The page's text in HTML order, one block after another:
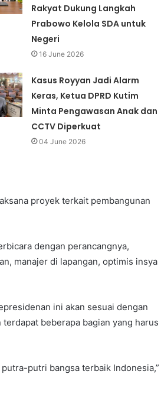
Rakyat Dukung Langkah
Prabowo Kelola SDA untuk
Negeri
16 June 2026
Kasus Royyan Jadi Alarm
Keras, Ketua DPRD Kutim
Minta Pengawasan Anak dan
CCTV Diperkuat
04 June 2026
proyek terkait pembangunan
dengan perancangnya,
manajer di lapangan, optimis insya
ini akan sesuai dengan
beberapa bagian yang harus
putri bangsa terbaik Indonesia,”